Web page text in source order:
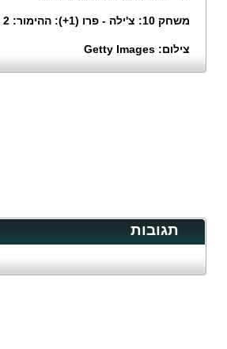
משחק 10: צ'ילה - פרו (1+): ההימור: 2 ביחס 2.1
צילום: Getty Images
תגובות